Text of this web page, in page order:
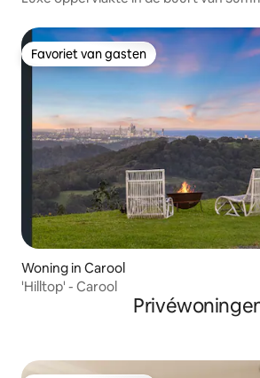
Favoriet van gasten
Favoriet van gasten
Woning in Carool
'Hilltop' - Carool